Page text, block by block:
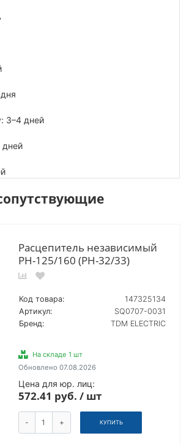
3–4 дней
дней
Расцепитель независимый
РН-125/160 (РН-32/33)
Код товара:
147325134
Артикул:
SQ0707-0031
Бренд:
TDM ELECTRIC
На складе 1 шт
Обновлено 07.08.2026
Цена для юр. лиц:
572.41 руб. / шт
- + КУПИТЬ